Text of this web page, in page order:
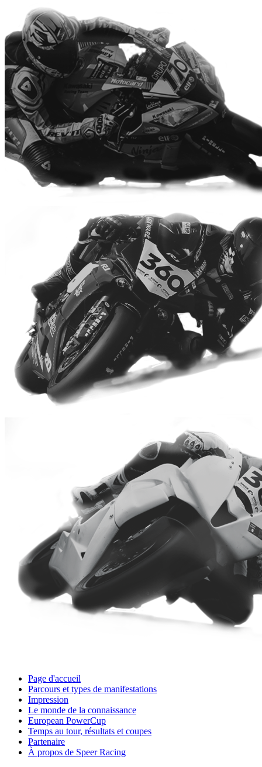
Page d'accueil
Parcours et types de manifestations
Impression
Le monde de la connaissance
European PowerCup
Temps au tour, résultats et coupes
Partenaire
À propos de Speer Racing